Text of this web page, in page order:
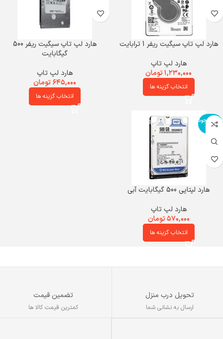
هارد لپ تاپ سیگیت ریفر 1 ترابایت
هارد لپ تاپ
۱,۲۳۰,۰۰۰تومان
انتخاب گزینه ها
هارد لپ تاپ سیگیت ریفر 500
گیگابایت
هارد لپ تاپ
۶۴۵,۰۰۰ تومان
انتخاب گزینه ها
اتمام موجود
ی
هارد لپتاپی 500 گیگابایت آبی
هارد لپ تاپ
۵۷۰,۰۰۰تومان
انتخاب گزینه ها
تحویل درب منزل
ارسال به نشانی شما
تضمین قیمت
کمترین قیمت کالا ها